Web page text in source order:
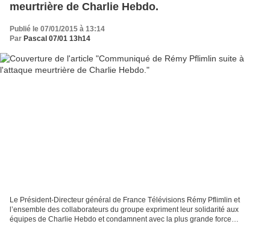
meurtrière de Charlie Hebdo.
Publié le 07/01/2015 à 13:14
Par Pascal 07/01 13h14
Le Président-Directeur général de France Télévisions Rémy Pflimlin et
l’ensemble des collaborateurs du groupe expriment leur solidarité aux
équipes de Charlie Hebdo et condamnent avec la plus grande force